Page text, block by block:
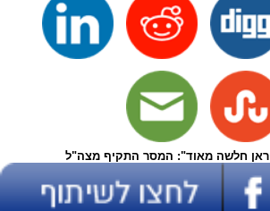
חלשה מאוד": המסר התקיף מצה"ל